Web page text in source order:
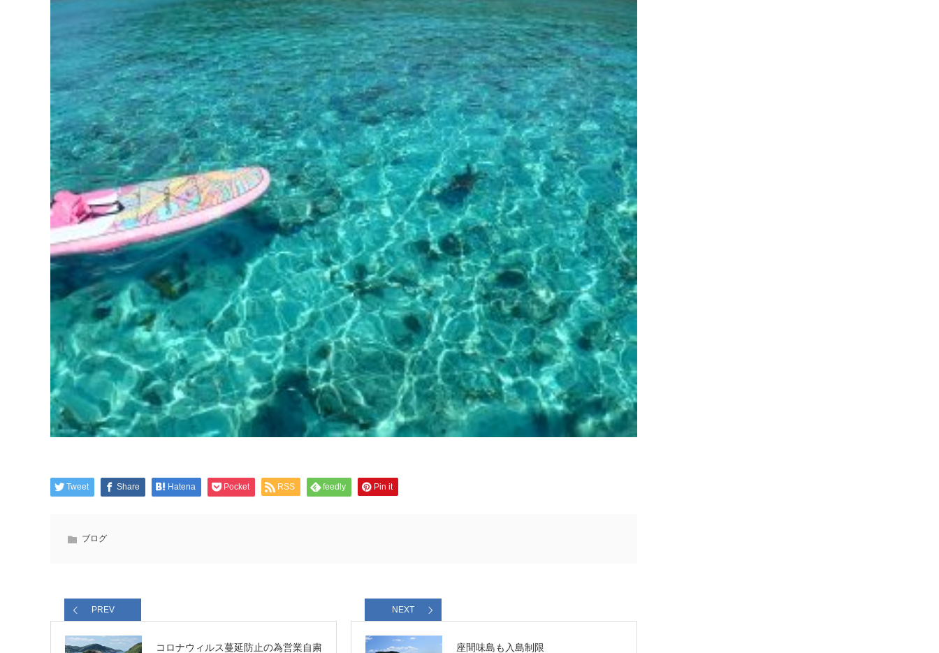
Tweet Share Hatena Pocket RSS feedly Pin it
ブログ
PREV
コロナウィルス蔓延防止の為営業自粛
NEXT
座間味島も入島制限